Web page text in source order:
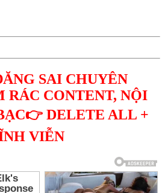
SAI CHUYÊN
RÁC CONTENT, NỘI
DELETE ALL +
VIỄN